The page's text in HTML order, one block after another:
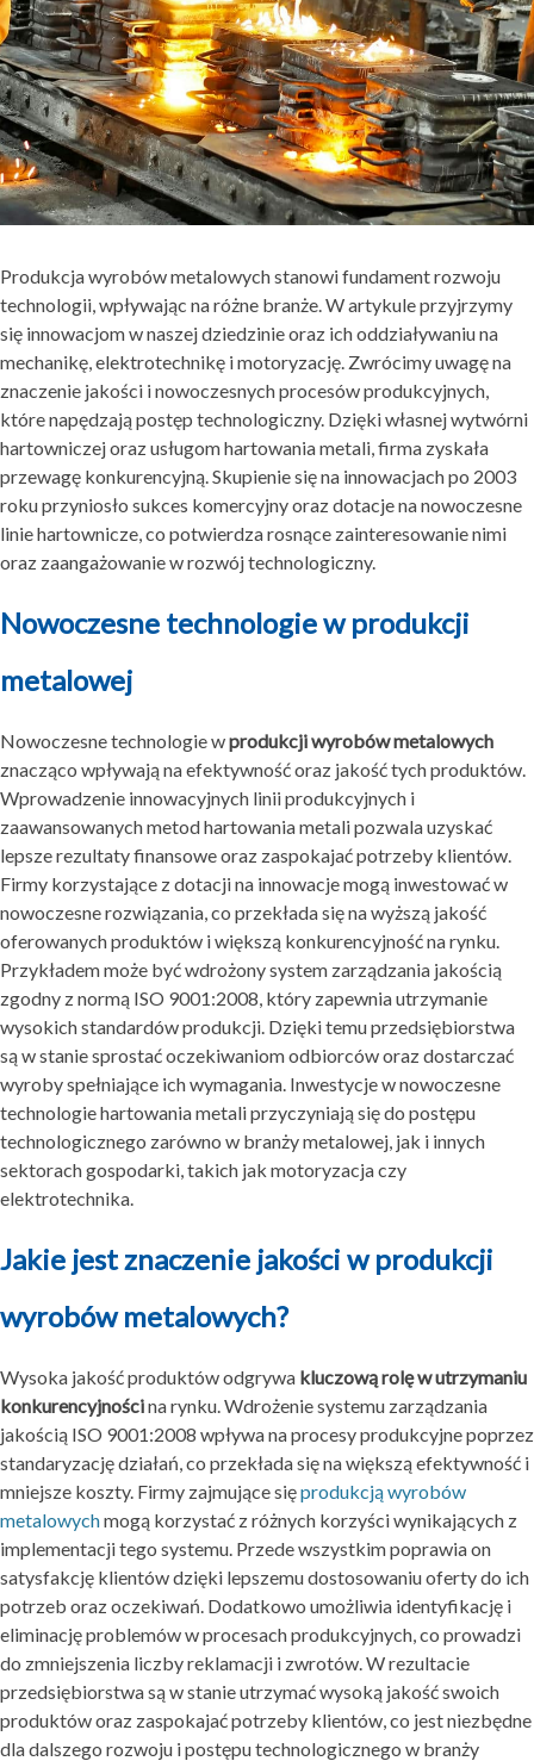
Produkcja wyrobów metalowych stanowi fundament rozwoju
technologii, wpływając na różne branże. W artykule przyjrzymy
się innowacjom w naszej dziedzinie oraz ich oddziaływaniu na
mechanikę, elektrotechnikę i motoryzację. Zwrócimy uwagę na
znaczenie jakości i nowoczesnych procesów produkcyjnych,
które napędzają postęp technologiczny. Dzięki własnej wytwórni
hartowniczej oraz usługom hartowania metali, firma zyskała
przewagę konkurencyjną. Skupienie się na innowacjach po 2003
roku przyniosło sukces komercyjny oraz dotacje na nowoczesne
linie hartownicze, co potwierdza rosnące zainteresowanie nimi
oraz zaangażowanie w rozwój technologiczny.
Nowoczesne technologie w produkcji
metalowej
Nowoczesne technologie wprodukcji wyrobów metalowych
znacząco wpływają na efektywność oraz jakość tych produktów.
Wprowadzenie innowacyjnych linii produkcyjnych i
zaawansowanych metod hartowania metali pozwala uzyskać
lepsze rezultaty finansowe oraz zaspokajać potrzeby klientów.
Firmy korzystające z dotacji na innowacje mogą inwestować w
nowoczesne rozwiązania, co przekłada się na wyższą jakość
oferowanych produktów i większą konkurencyjność na rynku.
Przykładem może być wdrożony system zarządzania jakością
zgodny z normą ISO 9001:2008, który zapewnia utrzymanie
wysokich standardów produkcji. Dzięki temu przedsiębiorstwa
są w stanie sprostać oczekiwaniom odbiorców oraz dostarczać
wyroby spełniające ich wymagania. Inwestycje w nowoczesne
technologie hartowania metali przyczyniają się do postępu
technologicznego zarówno w branży metalowej, jak i innych
sektorach gospodarki, takich jak motoryzacja czy
elektrotechnika.
Jakie jest znaczenie jakości w produkcji
wyrobów metalowych?
Wysoka jakość produktów odgrywa kluczową rolę w utrzymaniu
konkurencyjnościna rynku. Wdrożenie systemu zarządzania
jakością ISO 9001:2008 wpływa na procesy produkcyjne poprzez
standaryzację działań, co przekłada się na większą efektywność i
mniejsze koszty. Firmy zajmujące sięprodukcją wyrobów
metalowychmogą korzystać z różnych korzyści wynikających z
implementacji tego systemu. Przede wszystkim poprawia on
satysfakcję klientów dzięki lepszemu dostosowaniu oferty do ich
potrzeb oraz oczekiwań. Dodatkowo umożliwia identyfikację i
eliminację problemów w procesach produkcyjnych, co prowadzi
do zmniejszenia liczby reklamacji i zwrotów. W rezultacie
przedsiębiorstwa są w stanie utrzymać wysoką jakość swoich
produktów oraz zaspokajać potrzeby klientów, co jest niezbędne
dla dalszego rozwoju i postępu technologicznego w branży